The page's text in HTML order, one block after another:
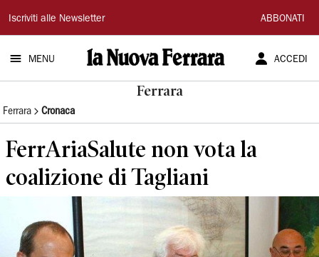
La
Nuova
Ferrara
Iscriviti alle Newsletter ABBONATI
MENU ACCEDI
Ferrara
Ferrara Cronaca
FerrAriaSalute non vota la
coalizione di Tagliani